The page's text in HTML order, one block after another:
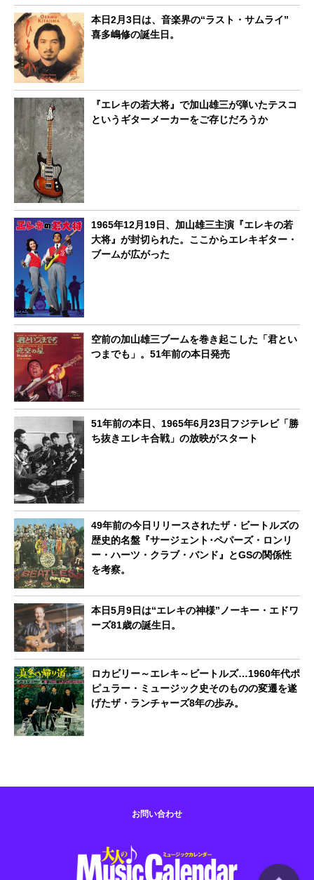
本日2月3日は、音楽界の“ラスト・サムライ”
喜多嶋修の誕生日。
『エレキの若大将』で加山雄三が弾いたテスコ
というギターメーカーをご存じだろうか
1965年12月19日、加山雄三主演『エレキの若
大将』が封切られた。ここからエレキギター・
ブームが広がった
空前の加山雄三ブームを巻き起こした「君とい
つまでも」。51年前の本日発売
51年前の本日、1965年6月23日フジテレビ「勝
ち抜きエレキ合戦」の放映がスタート
49年前の今日リリースされたザ・ビートルズの
歴史的名盤『サージェント･ペパーズ・ロンリ
ー・ハーツ・クラブ・バンド』とGSの関係性
を考察。
本日5月9日は“エレキの神様”ノーキー・エドワ
ーズ81歳の誕生日。
ロカビリー～エレキ～ビートルズ…1960年代ポ
ピュラー・ミュージック史そのものの変遷を遂
げたザ・ランチャーズ8年の歩み。
お問い合わせ